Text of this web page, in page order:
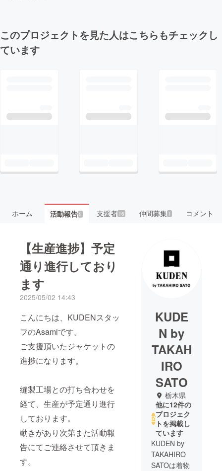
このプロジェクトを見た人はこちらもチェックし
ています
ホーム 活動報告5 支援者 16 仲間募集 1 コメント
【生産進捗】予定
通り進行しており
ます
2025/05/02 14:43
こんにちは、KUDENスタッ
フのAsamiです。
ご支援頂いたジャケットの
進捗になります。
縫製工場との打ち合わせを
経て、生産が予定通り進行
しております。
動きがあり次第また活動報
告にてご連絡させて頂きま
す。
KUDE
N by
TAKAH
IRO
SATO
栃木県
他に12件の
プロジェク
トを掲載し
ています
KUDEN by
TAKAHIRO
SATOは着物